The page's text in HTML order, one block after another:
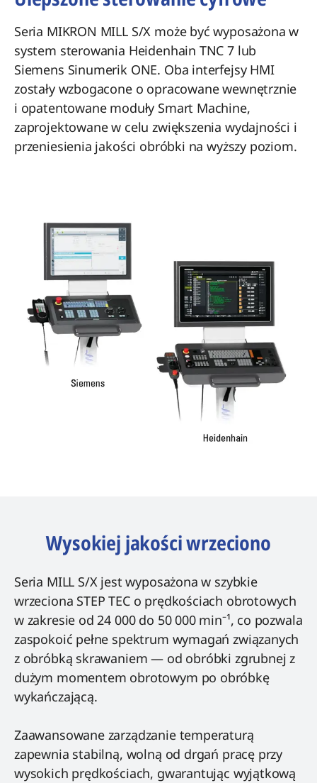
Seria MIKRON MILL S/X może być wyposażona w
system sterowania Heidenhain TNC 7 lub
Siemens Sinumerik ONE. Oba interfejsy HMI
zostały wzbogacone o opracowane wewnętrznie
i opatentowane moduły Smart Machine,
zaprojektowane w celu zwiększenia wydajności i
przeniesienia jakości obróbki na wyższy poziom.
Wysokiej jakości wrzeciono
Seria MILL S/X jest wyposażona w szybkie
wrzeciona STEP TEC o prędkościach obrotowych
w zakresie od 24 000 do 50 000 min⁻¹, co pozwala
zaspokoić pełne spektrum wymagań związanych
z obróbką skrawaniem — od obróbki zgrubnej z
dużym momentem obrotowym po obróbkę
wykańczającą.
Zaawansowane zarządzanie temperaturą
zapewnia stabilną, wolną od drgań pracę przy
wysokich prędkościach, gwarantując wyjątkową